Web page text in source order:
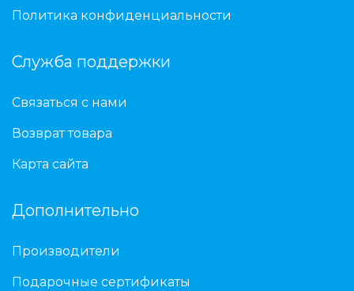
Политика конфиденциальности
Служба поддержки
Связаться с нами
Возврат товара
Карта сайта
Дополнительно
Производители
Подарочные сертификаты